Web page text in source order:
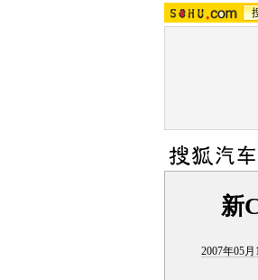
新
2007年05月